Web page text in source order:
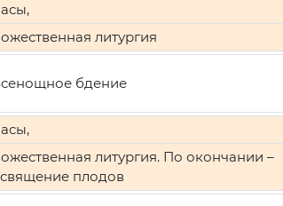
литургия
бдение
литургия. По окончании –
плодов